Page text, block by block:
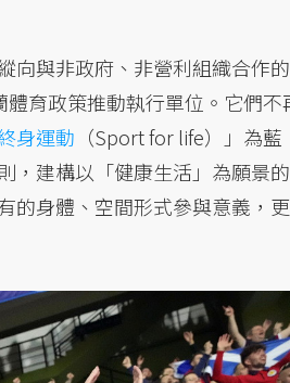
向與非政府、非營利組織合作的
育政策推動執行單位。它們不
身運動 （Sport for life）」為藍
，建構以「健康生活」為願景的
的身體、空間形式參與意義，更